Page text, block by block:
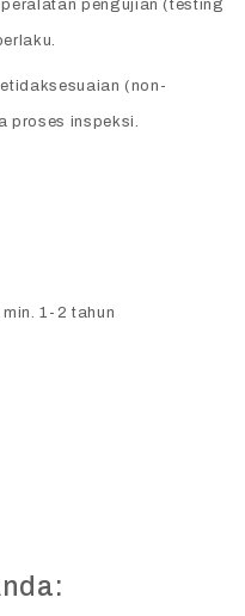
pengujian (testing
(non-
proses inspeksi.
1-2 tahun